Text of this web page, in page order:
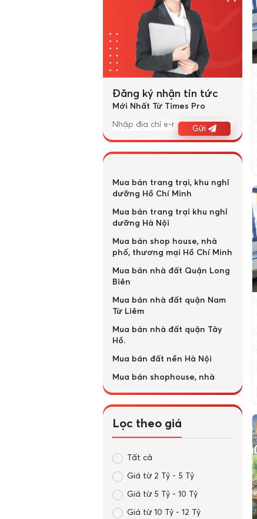
Đăng ký nhận tin tức
Mới Nhất Từ Times Pro
Gửi
Mua bán trang trại, khu nghỉ
dưỡng Hồ Chí Minh
Mua bán trang trại khu nghỉ
dưỡng Hà Nội
Mua bán shop house, nhà
phố, thương mại Hồ Chí Minh
Mua bán nhà đất Quận Long
Biên
Mua bán nhà đất quận Nam
Từ Liêm
Mua bán nhà đất quận Tây
Hồ.
Mua bán đất nền Hà Nội
Mua bán shophouse, nhà
Mua bán nhà đất Quận Đống
Đa
Mua bán nhà đất Quận Ba
Mua bán nhà đất Quận
Thanh Xuân
Mua bán nhà đất Quận Hoàn
Kiếm
Lọc theo giá
Tất cả
Giá từ 2 Tỷ - 5 Tỷ
Giá từ 5 Tỷ - 10 Tỷ
Giá từ 10 Tỷ - 12 Tỷ